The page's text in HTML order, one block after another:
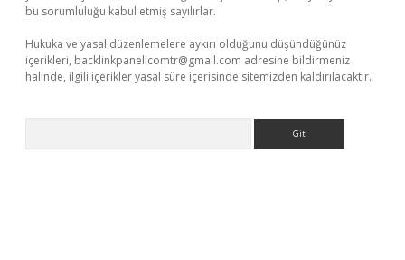
bu sorumluluğu kabul etmiş sayılırlar.
Hukuka ve yasal düzenlemelere aykırı olduğunu düşündüğünüz
içerikleri, backlinkpanelicomtr@gmail.com adresine bildirmeniz
halinde, ilgili içerikler yasal süre içerisinde sitemizden kaldırılacaktır.